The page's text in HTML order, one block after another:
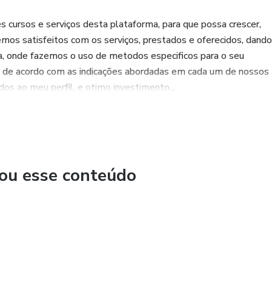
e serviços desta plataforma, para que possa crescer,
satisfeitos com os serviços, prestados e oferecidos, dando
fazemos o uso de metodos especificos para o seu
acordo com as indicações abordadas em cada um de nossos
ao meu perfil, e otimo investimento...
esse conteúdo